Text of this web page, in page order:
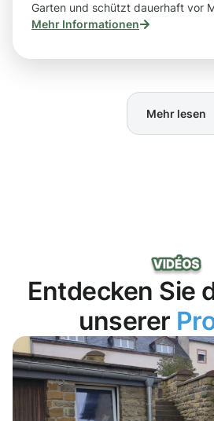
Garten und schützt dauerhaft vor
Mehr Informationen
Mehr lesen
Entdecken Sie
unserer